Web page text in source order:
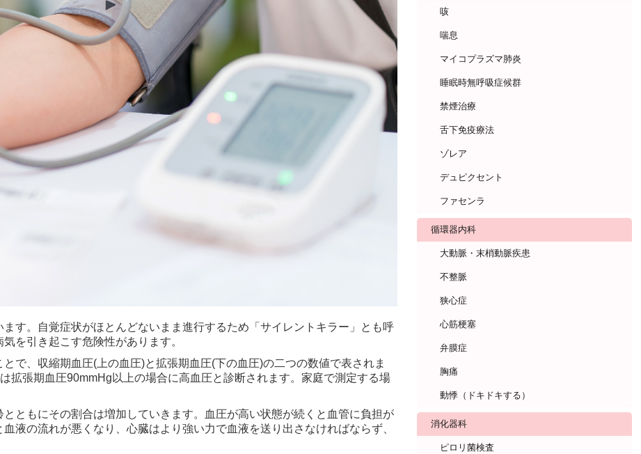
す。自覚症状がほとんどないまま進行するため「サイレントキラー」とも呼
を引き起こす危険性があります。
で、収縮期血圧(上の血圧)と拡張期血圧(下の血圧)の二つの数値で表されま
拡張期血圧90mmHg以上の場合に高血圧と診断されます。家庭で測定する場
ともにその割合は増加していきます。血圧が高い状態が続くと血管に負担が
液の流れが悪くなり、心臓はより強い力で血液を送り出さなければならず、
咳
喘息
マイコプラズマ肺炎
睡眠時無呼吸症候群
禁煙治療
舌下免疫療法
ゾレア
デュピクセント
ファセンラ
循環器内科
大動脈・末梢動脈疾患
不整脈
狭心症
心筋梗塞
弁膜症
胸痛
動悸（ドキドキする）
消化器科
ピロリ菌検査